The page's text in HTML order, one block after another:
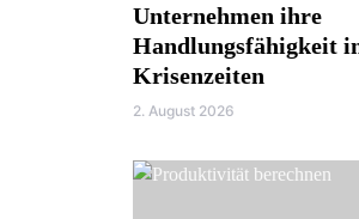
Unternehmen ihre
Handlungsfähigkeit
Krisenzeiten
2. August 2026